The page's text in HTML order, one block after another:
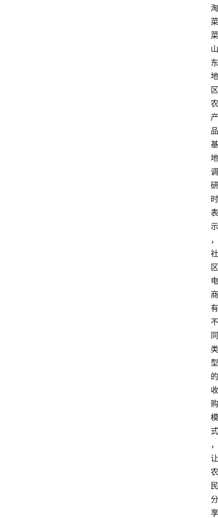
淘
菜
菜
山
东
地
区
农
产
品
基
地
调
研
时
表
示
，
社
区
电
商
有
不
同
类
型
的
收
购
模
式
，
让
农
民
分
享